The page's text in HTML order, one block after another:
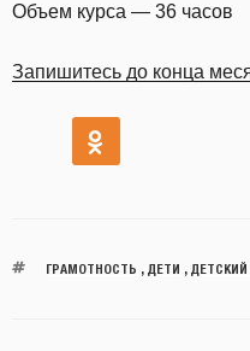
Объем курса — 36 часов
Запишитесь до конца
ГРАМОТНОСТЬ , ДЕТИ , ДЕТСКИЙ